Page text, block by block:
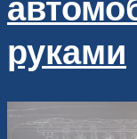
руками